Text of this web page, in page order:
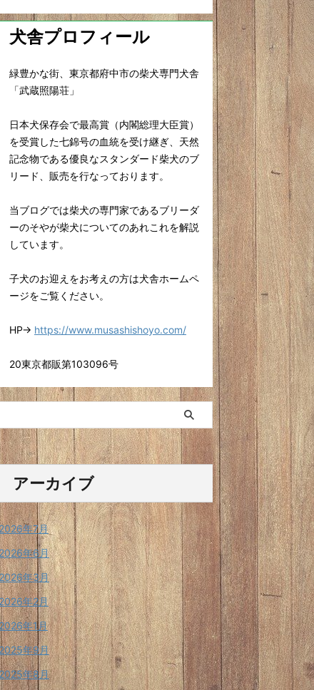
犬舎プロフィール
緑豊かな街、東京都府中市の柴犬専門犬舎
「武蔵照陽荘」
日本犬保存会で最高賞（内閣総理大臣賞）
を受賞した七錦号の血統を受け継ぎ、天然
記念物である優良なスタンダード柴犬のブ
リード、販売を行なっております。
当ブログでは柴犬の専門家であるブリーダ
ーのそやが柴犬についてのあれこれを解説
しています。
子犬のお迎えをお考えの方は犬舎ホームペ
ージをご覧ください。
HP→ https://www.musashishoyo.com/
20東京都販第103096号
アーカイブ
年7月
年6月
年3月
年2月
年1月
年9月
年8月